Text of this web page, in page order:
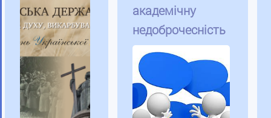
академічну
недоброчесність